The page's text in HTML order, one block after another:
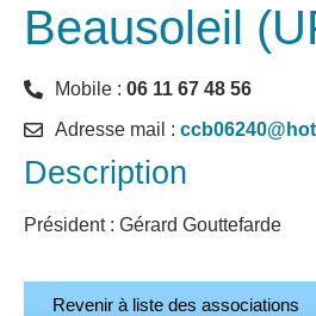
Beausoleil
Mobile : 06 11 67 48 56
Adresse mail :
Description
Président : Gérard Gouttefarde
Revenir à liste des associations